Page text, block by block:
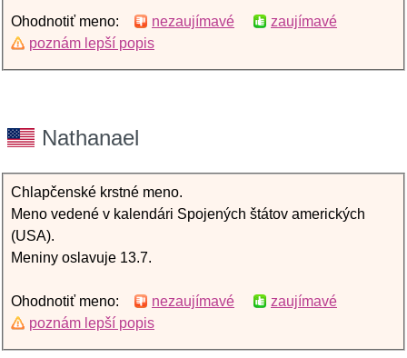
Ohodnotiť meno: nezaujímavé
zaujímavé
poznám lepší popis
Nathanael
Chlapčenské krstné meno.
Meno vedené v kalendári Spojených štátov amerických
(USA).
Meniny oslavuje 13.7.
Ohodnotiť meno: nezaujímavé
zaujímavé
poznám lepší popis